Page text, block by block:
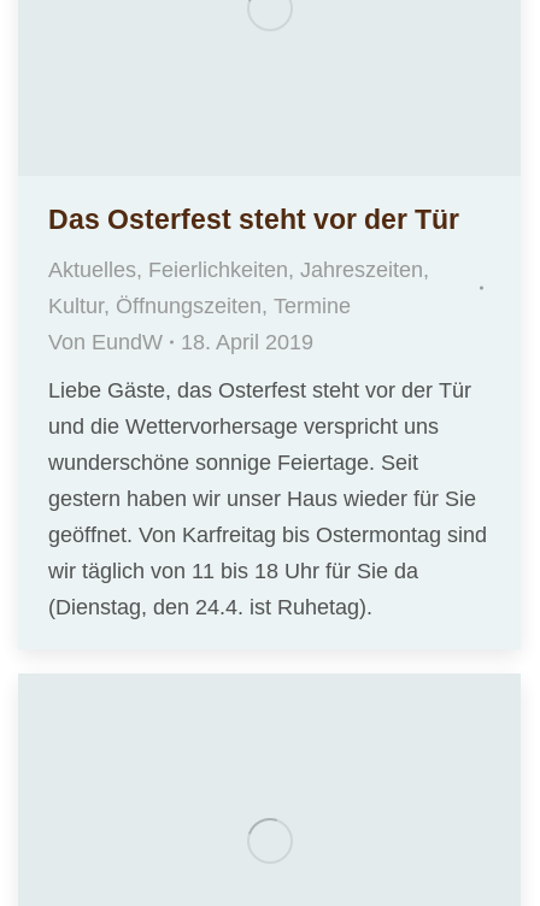
Das Osterfest steht vor der Tür
Aktuelles, Feierlichkeiten, Jahreszeiten,
Kultur, Öffnungszeiten, Termine
Von EundW
18. April 2019
Liebe Gäste, das Osterfest steht vor der Tür
und die Wettervorhersage verspricht uns
wunderschöne sonnige Feiertage. Seit
gestern haben wir unser Haus wieder für Sie
geöffnet. Von Karfreitag bis Ostermontag sind
wir täglich von 11 bis 18 Uhr für Sie da
(Dienstag, den 24.4. ist Ruhetag).